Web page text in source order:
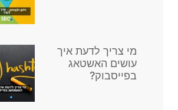
מי צריך לדעת איך
עושים האשטאג
בפייסבוק?